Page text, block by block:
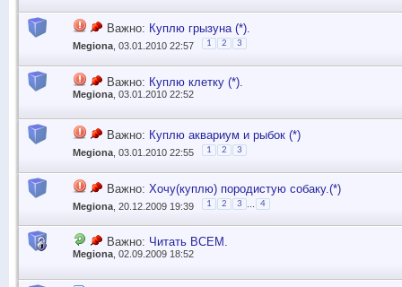
Важно: Куплю грызуна (*).
Megiona , 03.01.2010 22:57 1 2 3
Важно: Куплю клетку (*).
Megiona , 03.01.2010 22:52
Важно: Куплю аквариум и рыбок (*)
Megiona , 03.01.2010 22:55 1 2 3
Важно: Хочу(куплю) породистую собаку.(*)
Megiona , 20.12.2009 19:39 1 2 3 4
Важно: Читать ВСЕМ.
Megiona , 02.09.2009 18:52